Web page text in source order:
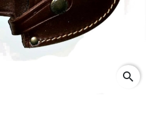
search